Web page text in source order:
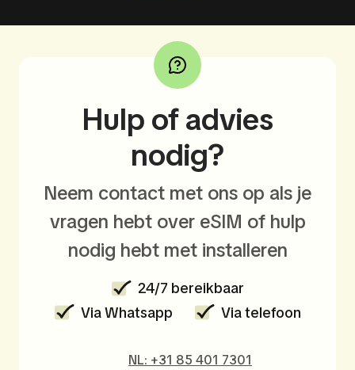
Hulp of advies
nodig?
Neem contact met ons op als je
vragen hebt over eSIM of hulp
nodig hebt met installeren
24/7 bereikbaar
Via Whatsapp
Via telefoon
NL: +31 85 401 7301